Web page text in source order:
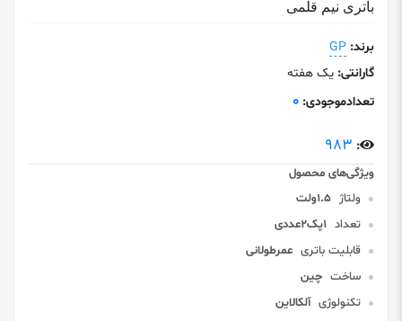
باتری نیم قلمی
برند: GP
گارانتی: یک هفته
تعدادموجودی: 0
:
983
ولتاژ 1.5ولت
تعداد 1پک2عددی
قابلیت باتری عمرطولانی
ساخت چین
تکنولوژی آلکالاین